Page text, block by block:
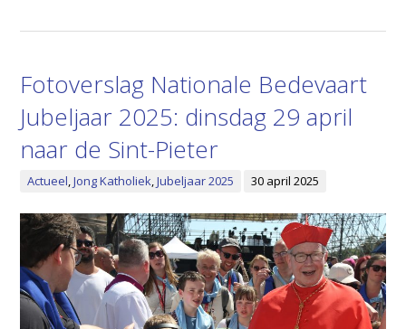
Fotoverslag Nationale Bedevaart
Jubeljaar 2025: dinsdag 29 april
naar de Sint-Pieter
Actueel,Jong Katholiek,Jubeljaar 2025 30 april 2025